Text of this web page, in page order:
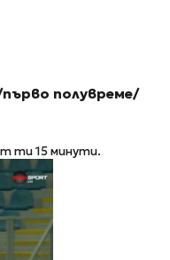
полувреме/
ти 15 минути.